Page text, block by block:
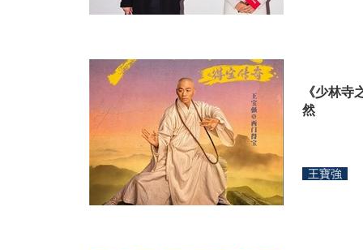
《少林寺
然
王寶強